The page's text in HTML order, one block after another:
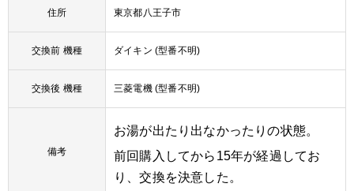
住所 東京都八王子市
交換前 機種 ダイキン (型番不明)
交換後 機種 三菱電機 (型番不明)
備考
お湯が出たり出なかったりの状態。
前回購入してから15年が経過してお
り、交換を決意した。